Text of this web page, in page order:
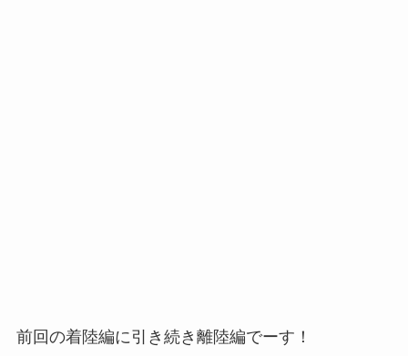
前回の着陸編に引き続き離陸編でーす！